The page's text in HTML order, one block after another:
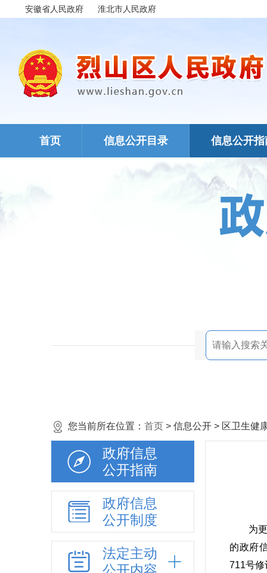
安徽省人民政府 淮北市人民政府
首页 信息公开目录 信息公开指
您当前所在位置： 首页 > 信息公开 > 区卫生健
政府信息
公开指南
政府信息
公开制度
法定主动
为
的政府
711号修